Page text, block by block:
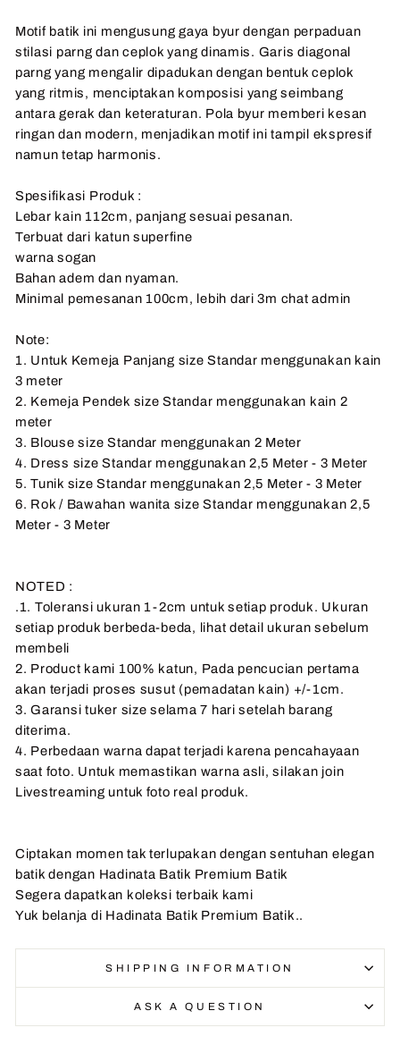
Motif batik ini mengusung gaya byur dengan perpaduan
stilasi parng dan ceplok yang dinamis. Garis diagonal
parng yang mengalir dipadukan dengan bentuk ceplok
yang ritmis, menciptakan komposisi yang seimbang
antara gerak dan keteraturan. Pola byur memberi kesan
ringan dan modern, menjadikan motif ini tampil ekspresif
namun tetap harmonis.
Spesifikasi Produk :
Lebar kain 112cm, panjang sesuai pesanan.
Terbuat dari katun superfine
warna sogan
Bahan adem dan nyaman.
Minimal pemesanan 100cm, lebih dari 3m chat admin
Note:
1. Untuk Kemeja Panjang size Standar menggunakan kain
3 meter
2. Kemeja Pendek size Standar menggunakan kain 2
meter
3. Blouse size Standar menggunakan 2 Meter
4. Dress size Standar menggunakan 2,5 Meter - 3 Meter
5. Tunik size Standar menggunakan 2,5 Meter - 3 Meter
6. Rok / Bawahan wanita size Standar menggunakan 2,5
Meter - 3 Meter
NOTED :
.1. Toleransi ukuran 1-2cm untuk setiap produk. Ukuran
setiap produk berbeda-beda, lihat detail ukuran sebelum
membeli
2. Product kami 100% katun, Pada pencucian pertama
akan terjadi proses susut (pemadatan kain) +/-1cm.
3. Garansi tuker size selama 7 hari setelah barang
diterima.
4. Perbedaan warna dapat terjadi karena pencahayaan
saat foto. Untuk memastikan warna asli, silakan join
Livestreaming untuk foto real produk.
Ciptakan momen tak terlupakan dengan sentuhan elegan
batik dengan Hadinata Batik Premium Batik
Segera dapatkan koleksi terbaik kami
Yuk belanja di Hadinata Batik Premium Batik..
SHIPPING INFORMATION
ASK A QUESTION